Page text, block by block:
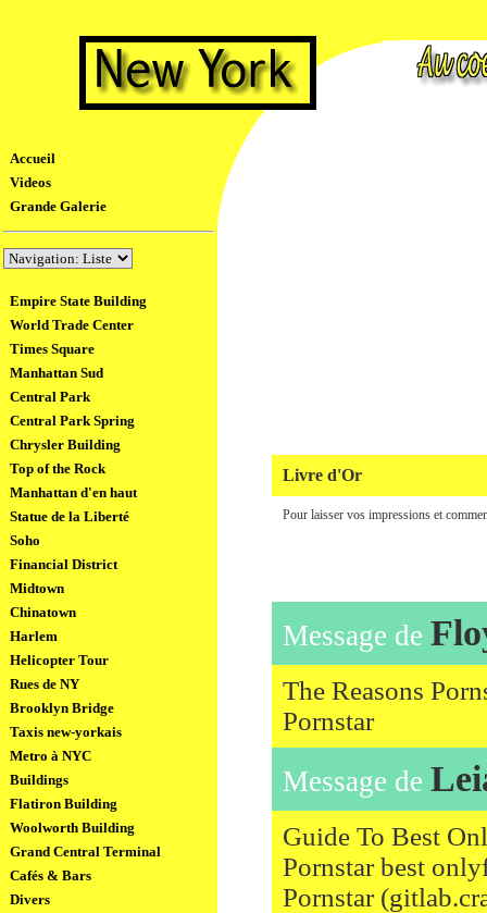
Accueil
Videos
Grande Galerie
Empire State Building
World Trade Center
Times Square
Manhattan Sud
Central Park
Central Park Spring
Chrysler Building
Top of the Rock
Manhattan d'en haut
Statue de la Liberté
Soho
Financial District
Midtown
Chinatown
Harlem
Helicopter Tour
Rues de NY
Brooklyn Bridge
Taxis new-yorkais
Metro à NYC
Buildings
Flatiron Building
Woolworth Building
Grand Central Terminal
Cafés & Bars
Divers
Livre d'Or
Pour laisser vos impressions et
Message de
The Reasons
Pornstar
Message de
Guide To Best
Pornstar best
Pornstar